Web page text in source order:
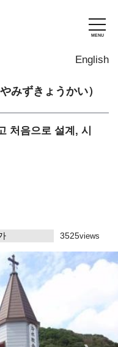
English
やみずきょうかい）
처음으로 설계, 시
3525views